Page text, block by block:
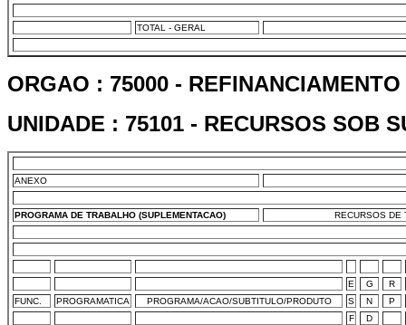
TOTAL - GERAL
ORGAO : 75000 -
UNIDADE : 75101 - RECURSOS SOB
ANEXO
PROGRAMA DE TRABALHO (SUPLEMENTACAO) RECURSOS DE
E G
R
FUNC.
PROGRAMATICA PROGRAMA/ACAO/SUBTITULO/PRODUTO S N
P
F
D